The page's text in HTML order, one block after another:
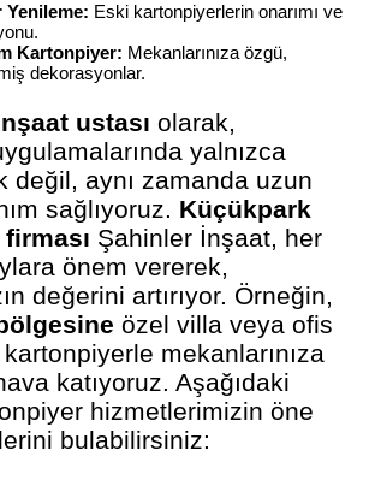
Eski kartonpiyerlerin onarımı ve
Kartonpiyer: Mekanlarınıza özgü,
dekorasyonlar.
ustası olarak,
yalnızca
değil, aynı zamanda uzun
sağlıyoruz. Küçükpark
Şahinler İnşaat, her
önem vererek,
değerini artırıyor. Örneğin,
özel villa veya ofis
mekanlarınıza
katıyoruz. Aşağıdaki
hizmetlerimizin öne
bulabilirsiniz: